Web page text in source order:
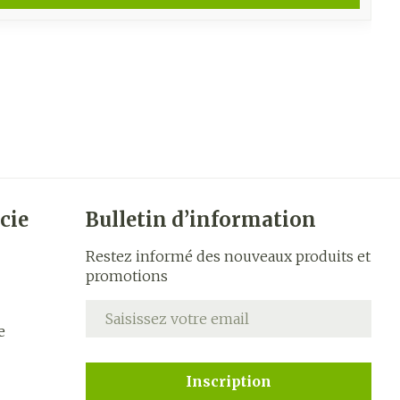
Bulletin d’information
Restez informé des nouveaux produits et
promotions
Adresse mail
Inscription